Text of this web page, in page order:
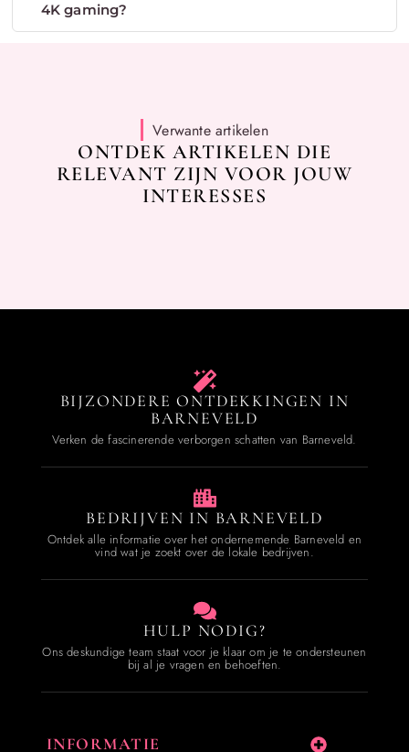
4K gaming?
Verwante artikelen
ONTDEK ARTIKELEN DIE
RELEVANT ZIJN VOOR JOUW
INTERESSES
BIJZONDERE ONTDEKKINGEN IN
BARNEVELD
Verken de fascinerende verborgen schatten van Barneveld.
BEDRIJVEN IN BARNEVELD
Ontdek alle informatie over het ondernemende Barneveld en
vind wat je zoekt over de lokale bedrijven.
HULP NODIG?
Ons deskundige team staat voor je klaar om je te ondersteunen
bij al je vragen en behoeften.
INFORMATIE